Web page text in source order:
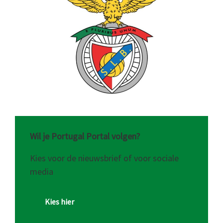
Wil je Portugal Portal volgen?
Kies voor de nieuwsbrief of voor sociale
media
Kies hier